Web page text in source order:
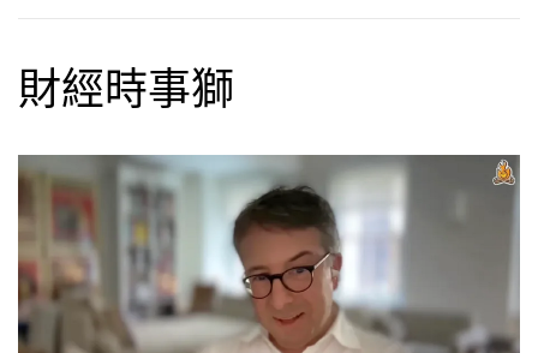
財經時事獅